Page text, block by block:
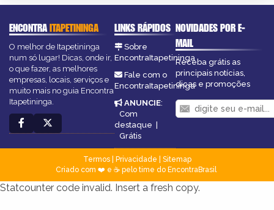
ENCONTRAITAPETININGA
O melhor de Itapetininga
num só lugar! Dicas, onde ir,
o que fazer, as melhores
empresas, locais, serviços e
muito mais no guia Encontra
Itapetininga.
LINKS RÁPIDOS
Sobre
EncontraItapetininga
Fale com o
EncontraItapetininga
ANUNCIE:
Com
destaque |
Grátis
NOVIDADES POR E-
MAIL
Receba grátis as
principais notícias,
dicas e promoções
Termos| Privacidade
Sitemap
Criado com ❤️ e ☕ pelo time do EncontraBrasil
Statcounter code invalid. Insert a fresh copy.